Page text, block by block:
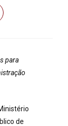
para
de